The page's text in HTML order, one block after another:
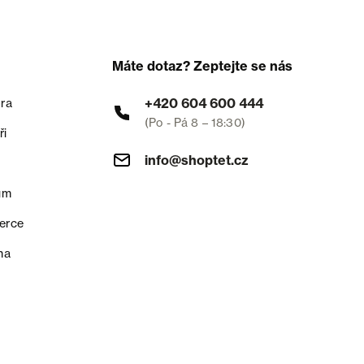
Máte dotaz? Zeptejte se nás
+420 604 600 444
(Po - Pá 8 – 18:30)
info@shoptet.cz